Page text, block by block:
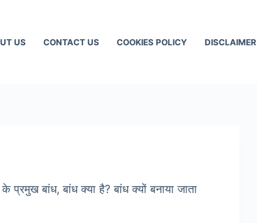
US CONTACT US COOKIES POLICY DISCLAIMER
प्रमुख बांध, बांध क्या है? बांध क्यों बनाया जाता